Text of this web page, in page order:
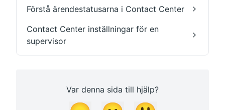
Förstå ärendestatusarna i Contact Center
Contact Center inställningar för en
supervisor
Var denna sida till hjälp?